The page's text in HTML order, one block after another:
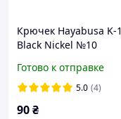
Крючек Hayabusa K-1
Black Nickel №10
Готово к отправке
5.0 (4)
90₴